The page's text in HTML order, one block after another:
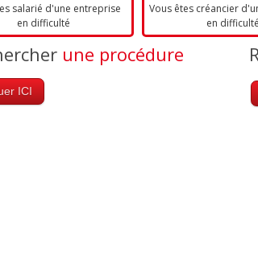
salarié d'une entreprise
en difficulté
Vous êtes créancier
en difficulté
une procédure
ICI